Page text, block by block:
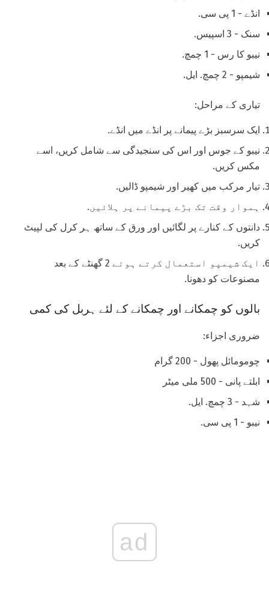
انڈے - 1 پی سی.
سنک - 3 اسپیس.
نیبو کا رس - 1 چمچ.
شیمپو - 2 چمچ. ایل.
تیاری کے مراحل:
ایک سرسبز بڑے پیمانے پر انڈے میں انڈے.
نیبو کے جوس اور اس کی سنجیدگی سے شامل کریں، اسے
مکس کریں.
تیار مرکب میں کھیر اور شیمپو ڈالیں.
ہموار وقت تک بڑے پیمانے پر ہلائیں.
دانتوں کے کنارے پر لگائیں اور ورق کے ساتھ ہر کرل کی لپیٹ
کریں.
ایک شیمپو استعمال کرتے ہوئے 2 گھنٹے کے بعد
مصنوعات کو دھونا.
بالوں کو چمکانے اور چمکانے کے لئے ہربل کی کمی
ضروری اجزاء:
چومومائل پھول - 200 گرام
ابلتے پانی - 500 ملی میٹر
شہد - 3 چمچ. ایل.
نیبو - 1 پی سی.
ad